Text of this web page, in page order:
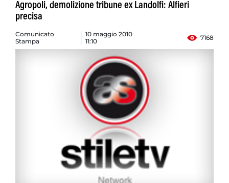
Agropoli, demolizione tribune ex Landolfi: Alfieri
precisa
Comunicato
Stampa
10 maggio 2010
11:10
7168